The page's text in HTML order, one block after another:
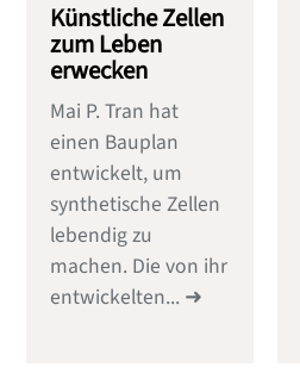
Künstliche Zellen
zum Leben
erwecken
Mai P. Tran hat
einen Bauplan
entwickelt, um
synthetische Zellen
lebendig zu
machen. Die von ihr
entwickelten...